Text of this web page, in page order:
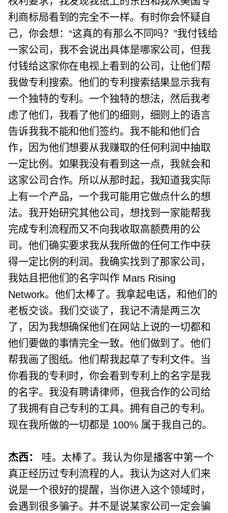
利商标局看到的完全不一样。有时你会怀疑自
己，你会想：“这真的有那么不同吗？”我付钱给
一家公司，我不会说出具体是哪家公司，但我
付钱给这家你在电视上看到的公司，让他们帮
我做专利搜索。他们的专利搜索结果显示我有
一个独特的专利。一个独特的想法，然后我考
虑了他们，我看了他们的细则，细则上的语言
告诉我我不能和他们签约。我不能和他们合
作，因为他们想要从我赚取的任何利润中抽取
一定比例。如果我没有看到这一点，我就会和
这家公司合作。所以从那时起，我知道我实际
上有一个产品，一个我可能用它做点什么的想
法。我开始研究其他公司，想找到一家能帮我
完成专利流程而又不向我收取高额费用的公
司。他们确实要求我从我所做的任何工作中获
得一定比例的利润。我确实找到了那家公司，
我姑且把他们的名字叫作 Mars Rising
Network。他们太棒了。我拿起电话，和他们的
老板交谈。我们交谈了，我记不清是两三次
了，因为我想确保他们在网站上说的一切都和
他们要做的事情完全一致。他们做到了。他们
帮我画了图纸。他们帮我起草了专利文件。当
你看我的专利时，你会看到专利上的名字是我
的名字。我没有聘请律师，但我合作的公司给
了我拥有自己专利的工具。拥有自己的专利。
现在我所做的一切都是 100% 属于我自己的。
杰西：
哇。太棒了。我认为你是播客中第一个
真正经历过专利流程的人。我认为这对人们来
说是一个很好的提醒，当你进入这个领域时，
会遇到很多骗子。并不是说某家公司一定会骗